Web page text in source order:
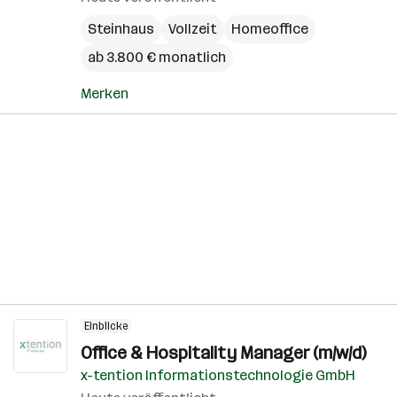
Steinhaus
Vollzeit
Homeoffice
ab 3.800 € monatlich
Merken
Einblicke
Office & Hospitality Manager (m/w/d)
x-tention Informationstechnologie GmbH